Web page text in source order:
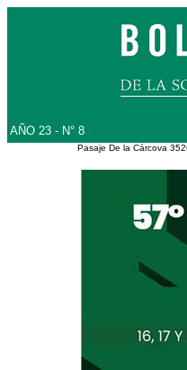
AÑO 23 - N° 8
Pasaje De la Cárcova